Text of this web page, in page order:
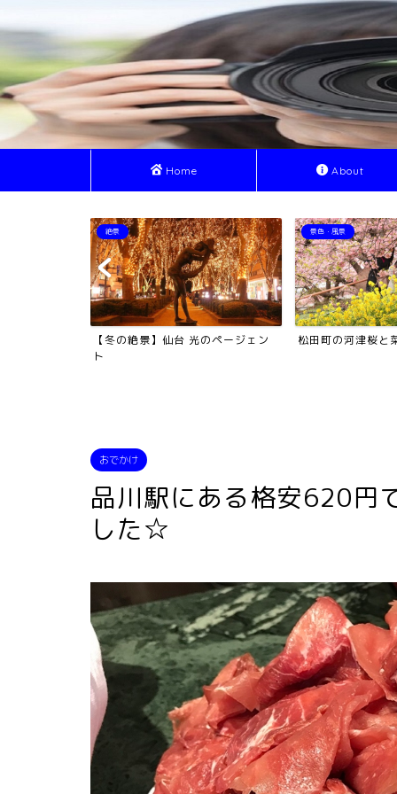
Home About
景色・風景
松田町の河津桜と菜の花
絶景
お釜
おでかけ
品川駅にある格安620円
した☆